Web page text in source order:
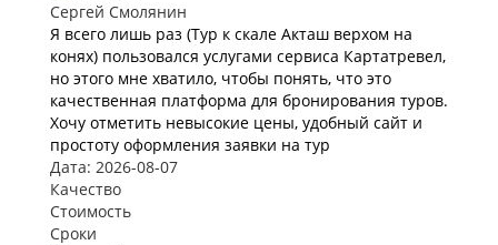
Сергей Смолянин
Я всего лишь раз (Тур к скале Акташ верхом на
конях) пользовался услугами сервиса Картатревел,
но этого мне хватило, чтобы понять, что это
качественная платформа для бронирования туров.
Хочу отметить невысокие цены, удобный сайт и
простоту оформления заявки на тур
Дата: 2026-08-07
Качество
Стоимость
Сроки